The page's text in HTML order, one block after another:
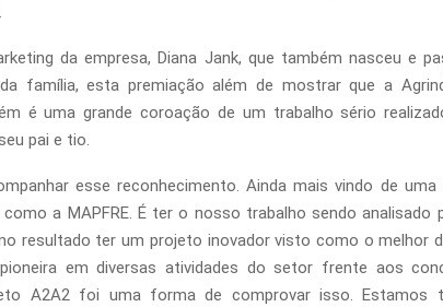
da empresa, Diana Jank, que também nasceu e
família, esta premiação além de mostrar que a
é uma grande coroação de um trabalho sério
pai e tio.
esse reconhecimento. Ainda mais vindo de uma
como a MAPFRE. É ter o nosso trabalho sendo analisado
resultado ter um projeto inovador visto como o melhor
em diversas atividades do setor frente aos
A2A2 foi uma forma de comprovar isso. Estamos